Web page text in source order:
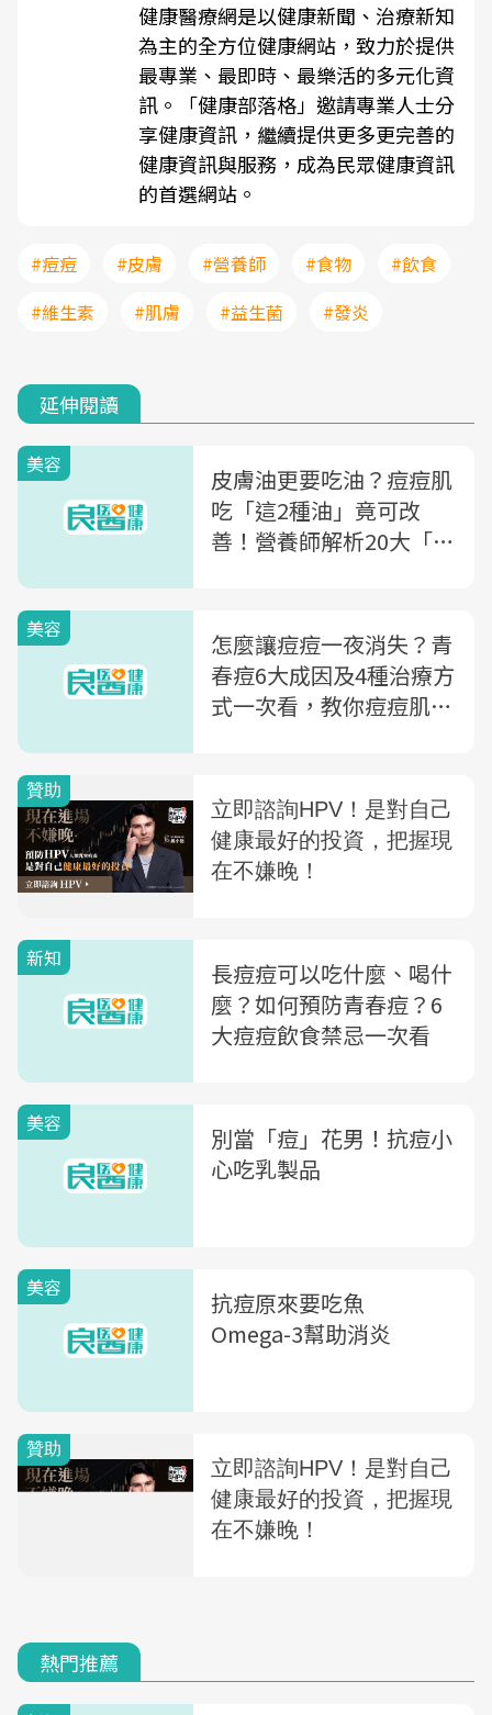
健康醫療網是以健康新聞、治療新知
為主的全方位健康網站，致力於提供
最專業、最即時、最樂活的多元化資
訊。「健康部落格」邀請專業人士分
享健康資訊，繼續提供更多更完善的
健康資訊與服務，成為民眾健康資訊
的首選網站。
#痘痘 #皮膚 #營養師 #食物
#飲食
#維生素
#肌膚 #益生菌 #發炎
延伸閱讀
美容
皮膚油更要吃油？痘痘肌
吃「這2種油」竟可改
善！營養師解析20大「護
美容
怎麼讓痘痘一夜消失？青
春痘6大成因及4種治療方
式一次看，教你痘痘肌日
新知
長痘痘可以吃什麼、喝什
麼？如何預防青春痘？6
大痘痘飲食禁忌一次看
美容
別當「痘」花男！抗痘小
心吃乳製品
美容
抗痘原來要吃魚
Omega-3幫助消炎
熱門推薦